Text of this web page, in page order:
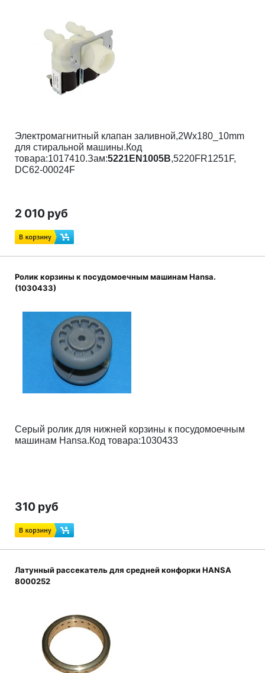
Электромагнитный клапан заливной,2Wx180_10mm
для стиральной машины.Код
товара:1017410.Зам:5221EN1005B,5220FR1251F,
DC62-00024F
2 010 руб
Ролик корзины к посудомоечным машинам Hansa.
(1030433)
Серый ролик для нижней корзины к посудомоечным
машинам Hansa.Код товара:1030433
310 руб
Латунный рассекатель для средней конфорки HANSA
8000252